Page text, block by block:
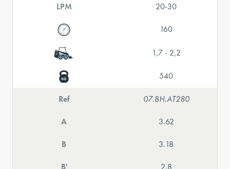
LPM 20-30
160
1,7 - 2,2
540
Ref 07.BH.AT280
A 3.62
B 3.18
B' 2.8